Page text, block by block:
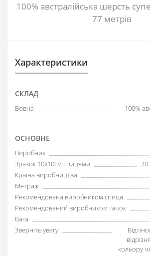
100% австралійська шерсть
77 метрів
Характеристики
СКЛАД
Вовна
100%
ОСНОВНЕ
Виробник
Зразок 10х10см спицями
20
Країна виробництва
Метраж
Рекомендована виробником спиця
Рекомендований виробником гачок
Вага
Зверніть увагу
кольору